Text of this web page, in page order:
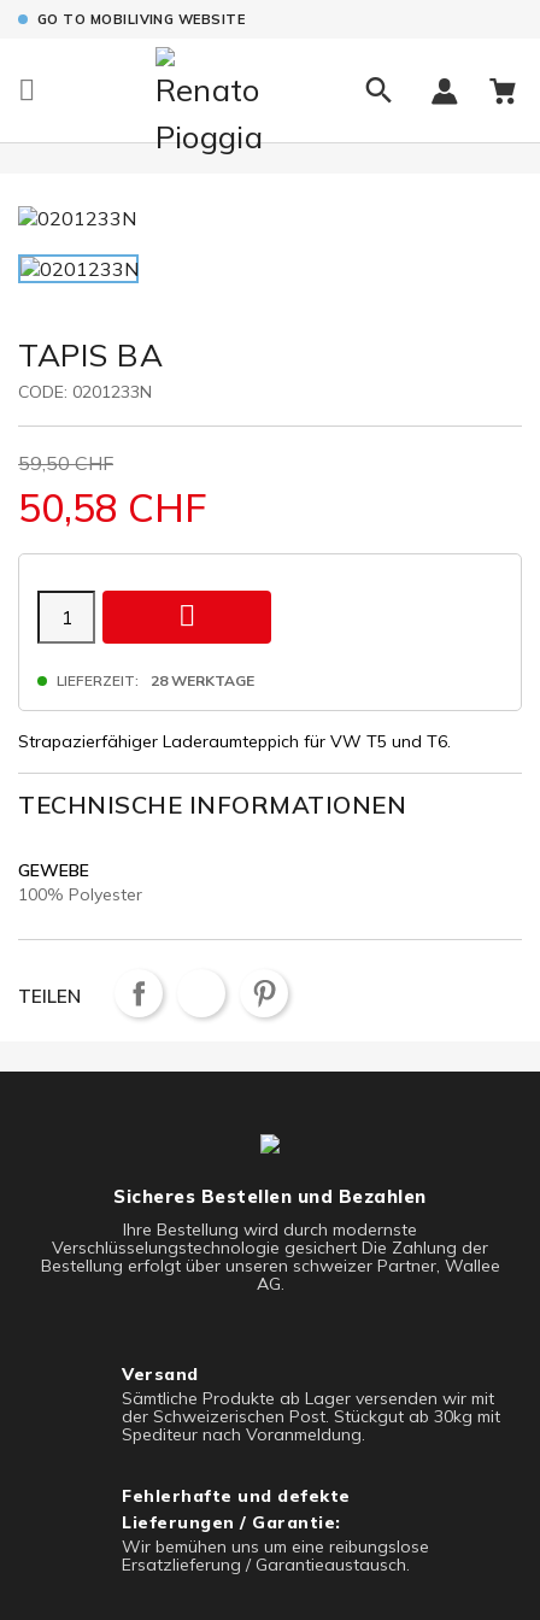
GO TO MOBILIVING WEBSITE

TAPIS BA
CODE: 0201233N
59,50 CHF
50,58 CHF

LIEFERZEIT: 28 WERKTAGE
Strapazierfähiger Laderaumteppich für VW T5 und T6.
TECHNISCHE INFORMATIONEN
GEWEBE
100% Polyester
TEILEN
Sicheres Bestellen und Bezahlen
Ihre Bestellung wird durch modernste
Verschlüsselungstechnologie gesichert Die Zahlung der
Bestellung erfolgt über unseren schweizer Partner, Wallee
AG.
Versand
Sämtliche Produkte ab Lager versenden wir mit
der Schweizerischen Post. Stückgut ab 30kg mit
Spediteur nach Voranmeldung.
Fehlerhafte und defekte
Lieferungen / Garantie:
Wir bemühen uns um eine reibungslose
Ersatzlieferung / Garantieaustausch.